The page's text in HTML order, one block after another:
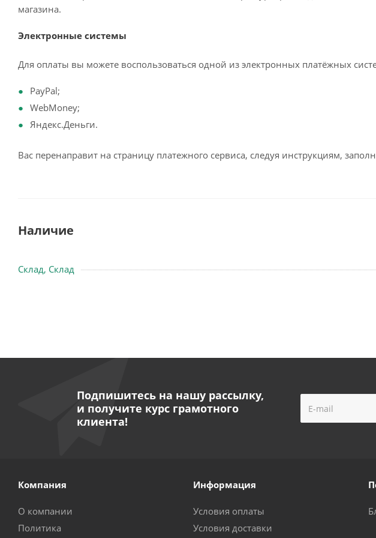
магазина.
Электронные системы
Для оплаты вы можете воспользоваться одной из электронных платёжных
PayPal;
WebMoney;
Яндекс.Деньги.
Вас перенаправит на страницу платежного сервиса, следуя инструкциям,
Наличие
Склад, Склад
Подпишитесь на нашу рассылку,
и получите курс грамотного
клиента!
Компания
О компании
Политика
Информация
Условия оплаты
Условия доставки